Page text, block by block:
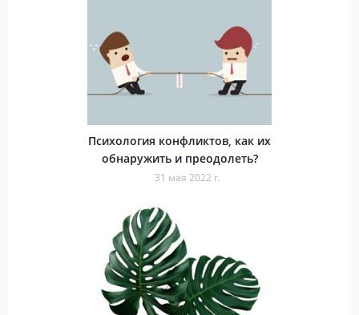
Психология конфликтов, как их
обнаружить и преодолеть?
31 мая 2022 г.